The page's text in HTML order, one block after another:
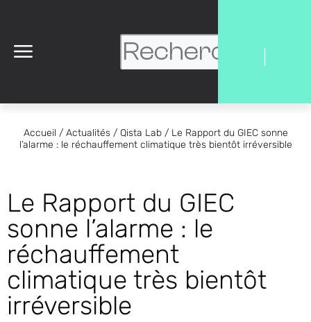
Accueil / Actualités/ Qista Lab/ Le Rapport du GIEC sonne
l’alarme : le réchauffement climatique très bientôt irréversible
Le Rapport du GIEC
sonne l’alarme : le
réchauffement
climatique très bientôt
irréversible